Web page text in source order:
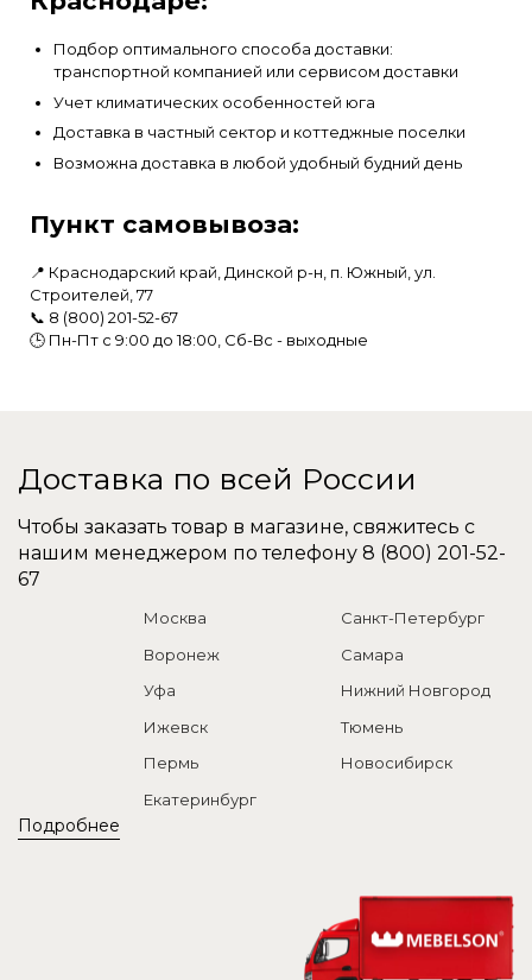
Подбор оптимального способа доставки:
транспортной компанией или сервисом доставки
Учет климатических особенностей юга
Доставка в частный сектор и коттеджные поселки
Возможна доставка в любой удобный будний день
Пункт самовывоза:
📍 Краснодарский край, Динской р-н, п. Южный, ул.
Строителей, 77
📞 8 (800) 201-52-67
🕒 Пн-Пт с 9:00 до 18:00, Сб-Вс - выходные
Доставка по всей России
Чтобы заказать товар в магазине, свяжитесь с
нашим менеджером по телефону 8 (800) 201-52-
67
Подробнее
Москва
Санкт-Петербург
Воронеж
Самара
Уфа
Нижний Новгород
Ижевск
Тюмень
Пермь
Новосибирск
Екатеринбург